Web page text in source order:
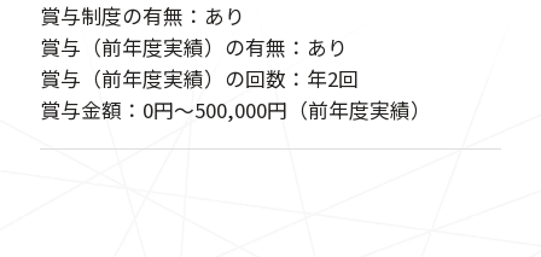
賞与制度の有無：あり
賞与（前年度実績）の有無：あり
賞与（前年度実績）の回数：年2回
賞与金額：0円〜500,000円（前年度実績）